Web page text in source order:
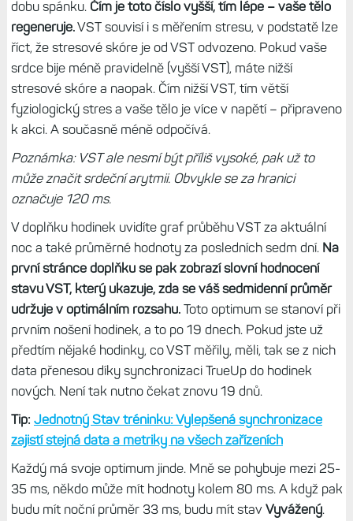
dobu spánku. Čím je toto číslo vyšší, tím lépe – vaše tělo
regeneruje.VST souvisí i s měřením stresu, v podstatě lze
říct, že stresové skóre je od VST odvozeno. Pokud vaše
srdce bije méně pravidelně (vyšší VST), máte nižší
stresové skóre a naopak. Čím nižší VST, tím větší
fyziologický stres a vaše tělo je více v napětí – připraveno
k akci. A současně méně odpočívá.
Poznámka: VST ale nesmí být příliš vysoké, pak už to
může značit srdeční arytmii. Obvykle se za hranici
označuje 120 ms.
V doplňku hodinek uvidíte graf průběhu VST za aktuální
noc a také průměrné hodnoty za posledních sedm dní. Na
první stránce doplňku se pak zobrazí slovní hodnocení
stavu VST, který ukazuje, zda se váš sedmidenní průměr
udržuje v optimálním rozsahu. Toto optimum se stanoví při
prvním nošení hodinek, a to po 19 dnech. Pokud jste už
předtím nějaké hodinky, co VST měřily, měli, tak se z nich
data přenesou díky synchronizaci TrueUp do hodinek
nových. Není tak nutno čekat znovu 19 dnů.
Tip: Jednotný Stav tréninku: Vylepšená synchronizace
zajistí stejná data a metriky na všech zařízeních
Každý má svoje optimum jinde. Mně se pohybuje mezi 25-
35 ms, někdo může mít hodnoty kolem 80 ms. A když pak
budu mít noční průměr 33 ms, budu mít stav Vyvážený.